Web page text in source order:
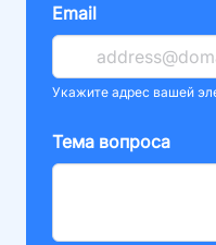
Email
Укажите адрес вашей
Тема вопроса